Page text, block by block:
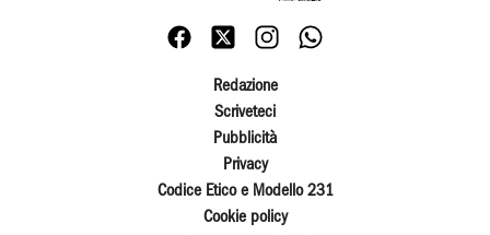
Redazione
Scriveteci
Pubblicità
Privacy
Codice Etico e Modello 231
Cookie policy